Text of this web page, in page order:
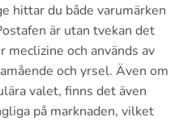
hittar du både varumärken
är utan tvekan det
meclizine och används av
och yrsel. Även om
valet, finns det även
på marknaden, vilket